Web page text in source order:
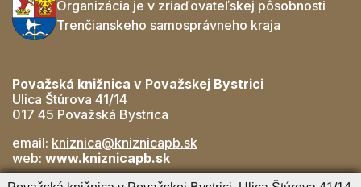
Organizácia je v zriaďovateľskej pôsobnosti
Trenčianskeho samosprávneho kraja
Považská knižnica v Považskej Bystrici
Ulica Štúrova 41/14
017 45 Považská Bystrica
email: kniznica@kniznicapb.sk
web: www.kniznicapb.sk